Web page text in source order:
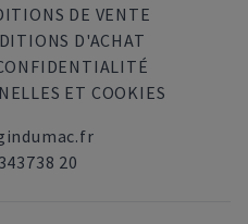
DE VENTE
D'ACHAT
ET COOKIES
20